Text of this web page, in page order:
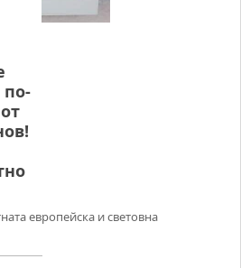
по-
европейска и световна